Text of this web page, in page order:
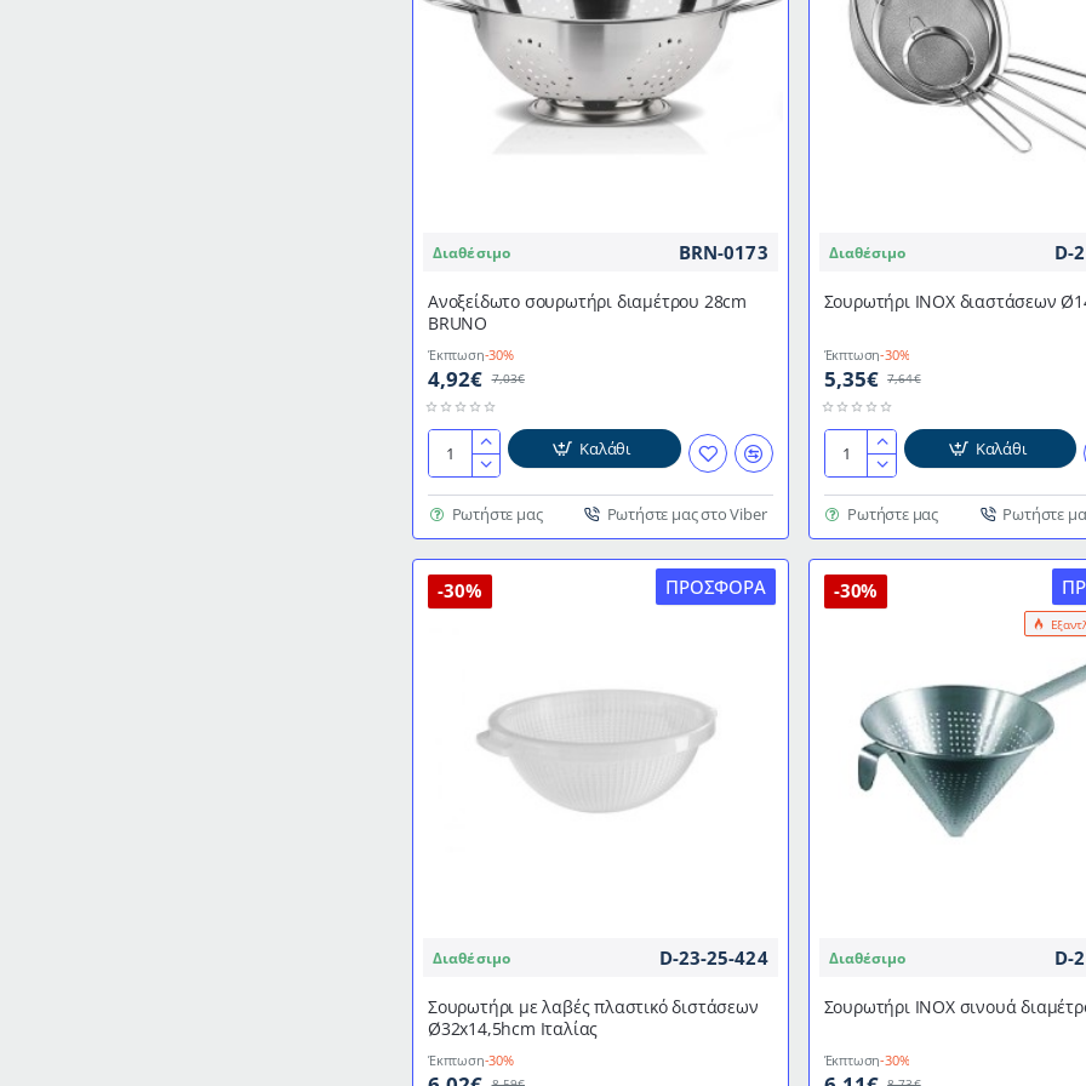
Διαθέσιμο BRN-0173
Ανοξείδωτο σουρωτήρι διαμέτρου 28cm
BRUNO
Έκπτωση-30%
4,92€ 7,03€
Ανοξείδωτο
διαμέτρου
28cm
BRUNO
Καλάθι
Ρωτήστε μας Ρωτήστε μας στο Viber
Διαθέσιμο D-
Σουρωτήρι ΙΝΟΧ διαστάσεων
Έκπτωση-30%
5,35€ 7,64€
Σουρωτήρι
διαστάσεων
Ø14cm
Καλάθι
Ρωτήστε μας Ρωτήστε
ΠΡΟΣΦΟΡΆ
-30%
Διαθέσιμο D-23-25-424
Σουρωτήρι με λαβές πλαστικό διστάσεων
Ø32x14,5hcm Ιταλίας
Έκπτωση-30%
-30%
Διαθέσιμο D-
Σουρωτήρι ΙΝΟΧ σινουά
Έκπτωση-30%